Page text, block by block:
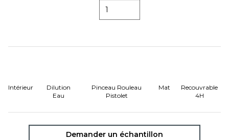
Intérieur
Dilution
Eau
Pinceau Rouleau
Pistolet
Mat
Recouvrable
4H
Demander un échantillon